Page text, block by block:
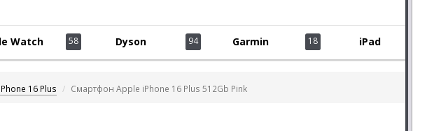
58
Watch 94
Dyson 18
Garmin iPad
16 Plus Смартфон Apple iPhone 16 Plus 512Gb Pink